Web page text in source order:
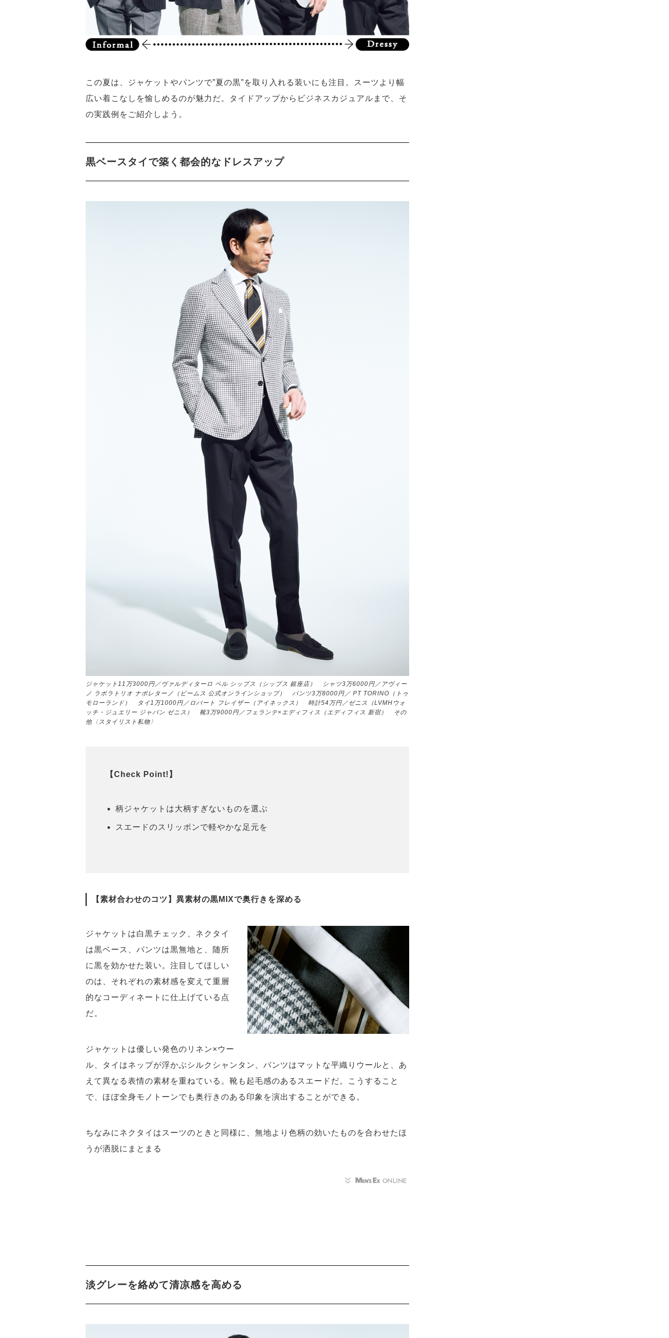
この夏は、ジャケットやパンツで”夏の黒”を取り入れる装いにも注目。スーツより幅
広い着こなしを愉しめるのが魅力だ。タイドアップからビジネスカジュアルまで、そ
の実践例をご紹介しよう。
黒ベースタイで築く都会的なドレスアップ
ジャケット11万3000円／ヴァルディターロ ペル シップス（シップス 銀座店） シャツ3万6000円／アヴィー
ノ ラボラトリオ ナポレターノ（ビームス 公式オンラインショップ） パンツ3万8000円／ PT TORINO（トゥ
モローランド） タイ1万1000円／ロバート フレイザー（アイネックス） 時計54万円／ゼニス（LVMHウォ
ッチ・ジュエリー ジャパン ゼニス） 靴3万9000円／フェランテ×エディフィス（エディフィス 新宿） その
他〈スタイリスト私物〉
【Check Point!】
柄ジャケットは大柄すぎないものを選ぶ
スエードのスリッポンで軽やかな足元を
【素材合わせのコツ】異素材の黒MIXで奥行きを深める
ジャケットは白黒チェック、ネクタイ
は黒ベース、パンツは黒無地と、随所
に黒を効かせた装い。注目してほしい
のは、それぞれの素材感を変えて重層
的なコーディネートに仕上げている点
だ。
ジャケットは優しい発色のリネン×ウー
ル、タイはネップが浮かぶシルクシャンタン、パンツはマットな平織りウールと、あ
えて異なる表情の素材を重ねている。靴も起毛感のあるスエードだ。こうすること
で、ほぼ全身モノトーンでも奥行きのある印象を演出することができる。
ちなみにネクタイはスーツのときと同様に、無地より色柄の効いたものを合わせたほ
うが洒脱にまとまる
淡グレーを絡めて清凉感を高める